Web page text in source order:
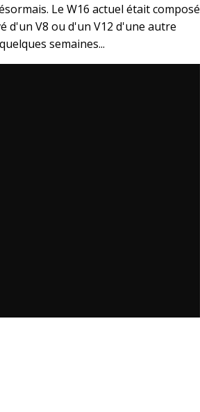
Le W16 actuel était composé
d'un V8 ou d'un V12 d'une autre
semaines...